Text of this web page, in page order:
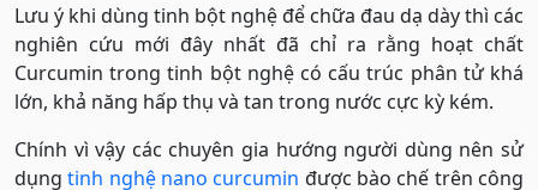
Lưu ý khi dùng tinh bột nghệ để chữa đau dạ dày thì các
nghiên cứu mới đây nhất đã chỉ ra rằng hoạt chất
Curcumin trong tinh bột nghệ có cấu trúc phân tử khá
lớn, khả năng hấp thụ và tan trong nước cực kỳ kém.
Chính vì vậy các chuyên gia hướng người dùng nên sử
dụngtinh nghệ nano curcumin được bào chế trên công